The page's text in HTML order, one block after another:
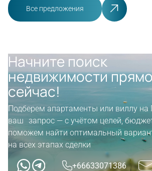
Все предложения
Начните поиск
недвижимости
сейчас!
Подберем апартаменты или виллу на
ваш запрос — с учётом целей,
поможем найти оптимальный
на всех этапах сделки
+66633071386